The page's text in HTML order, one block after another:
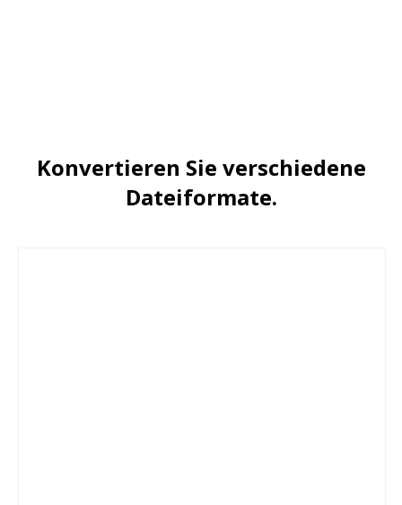
Konvertieren Sie verschiedene
Dateiformate.